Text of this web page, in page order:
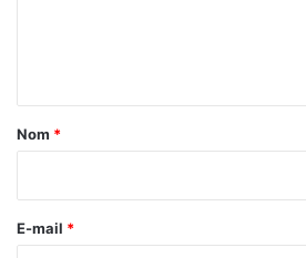
t
l
’
p
é
r
a
e
Nom *
E-mail *